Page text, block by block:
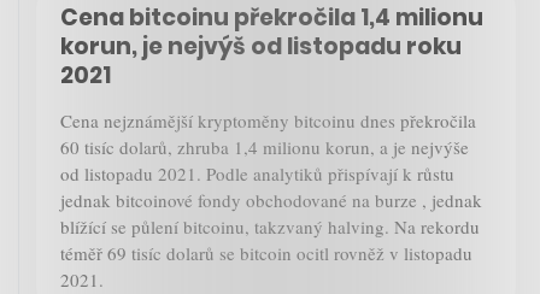
Cena bitcoinu překročila 1,4 milionu
korun, je nejvýš od listopadu roku
2021
Cena nejznámější kryptoměny bitcoinu dnes překročila
60 tisíc dolarů, zhruba 1,4 milionu korun, a je nejvýše
od listopadu 2021. Podle analytiků přispívají k růstu
jednak bitcoinové fondy obchodované na burze , jednak
blížící se půlení bitcoinu, takzvaný halving. Na rekordu
téměř 69 tisíc dolarů se bitcoin ocitl rovněž v listopadu
2021.